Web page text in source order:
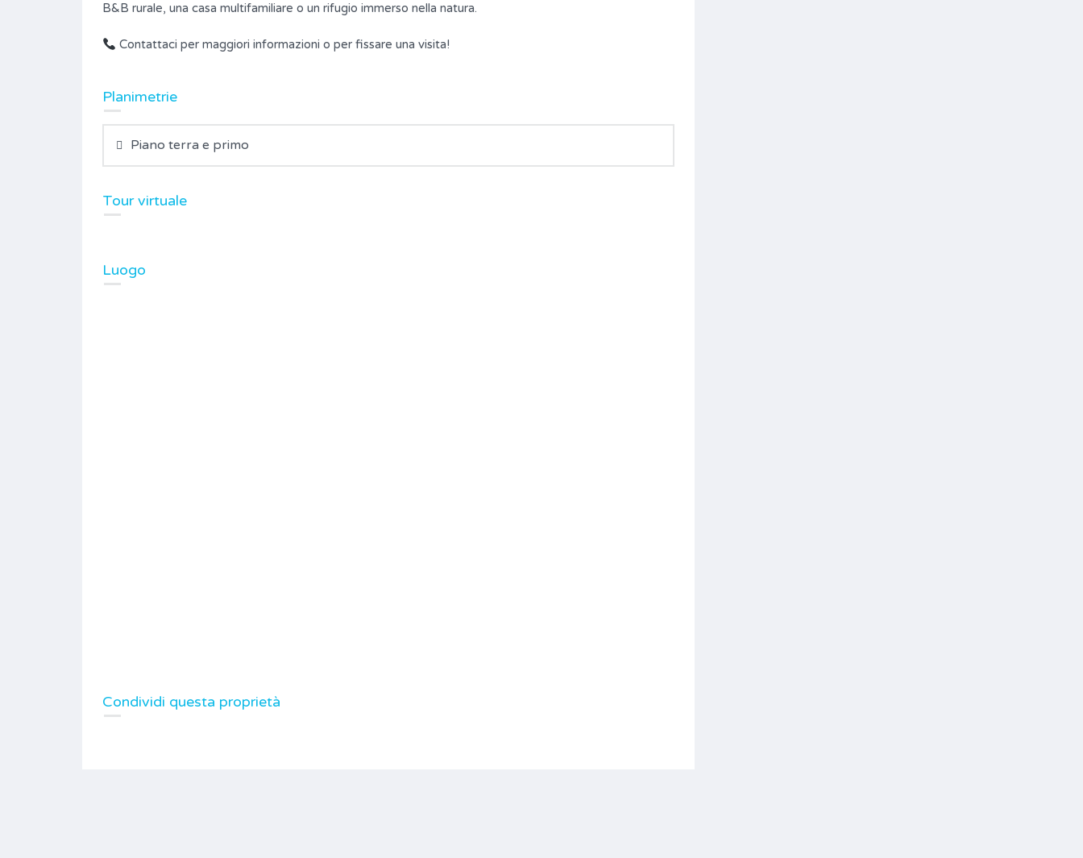
B&B rurale, una casa multifamiliare o un rifugio immerso nella natura.
Contattaci per maggiori informazioni o per fissare una visita!
Planimetrie
Piano terra e primo
Tour virtuale
Luogo
Condividi questa proprietà